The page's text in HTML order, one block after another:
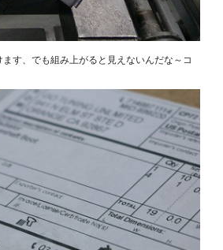
す、でも組み上がると見えないんだな～コ